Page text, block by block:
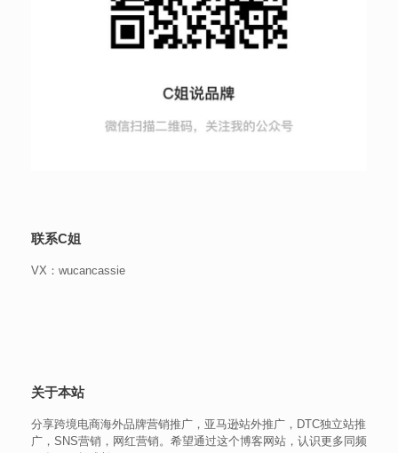
联系C姐
VX：wucancassie
关于本站
分享跨境电商海外品牌营销推广，亚马逊站外推广，DTC独立站推
广，SNS营销，网红营销。希望通过这个博客网站，认识更多同频